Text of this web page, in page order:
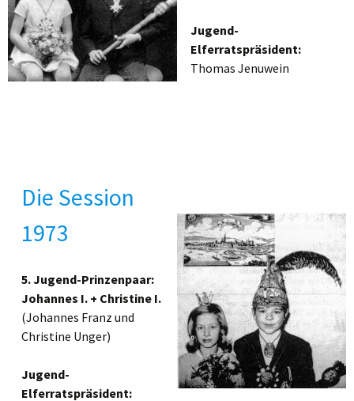
Jugend-
Elferratspräsident:
Thomas Jenuwein
Die Session
1973
5. Jugend-Prinzenpaar:
Johannes I. + Christine I.
(Johannes Franz und
Christine Unger)
Jugend-
Elferratspräsident: